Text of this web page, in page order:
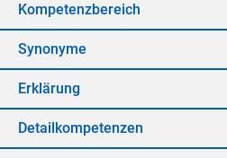
Kom­pe­tenz­be­reich
Syn­ony­me
Er­klä­rung
De­tail­kom­pe­ten­zen